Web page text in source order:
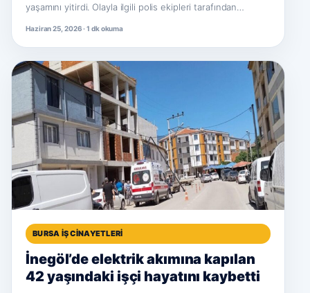
yaşamını yitirdi. Olayla ilgili polis ekipleri tarafından…
Haziran 25, 2026 · 1 dk okuma
BURSA İŞ CINAYETLERI
İnegöl’de elektrik akımına kapılan
42 yaşındaki işçi hayatını kaybetti